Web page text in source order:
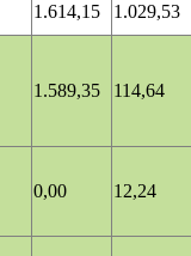
1.614,15
1.029,53
1.589,35 114,64
0,00 12,24